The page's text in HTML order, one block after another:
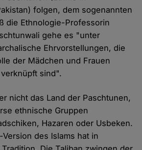
folgen, dem sogenannten
die Ethnologie-Professorin
gehe es "unter
Ehrvorstellungen, die
der Mädchen und Frauen
sind".
nicht das Land der Paschtunen,
ethnische Gruppen
Hazaren oder Usbeken.
des Islams hat in